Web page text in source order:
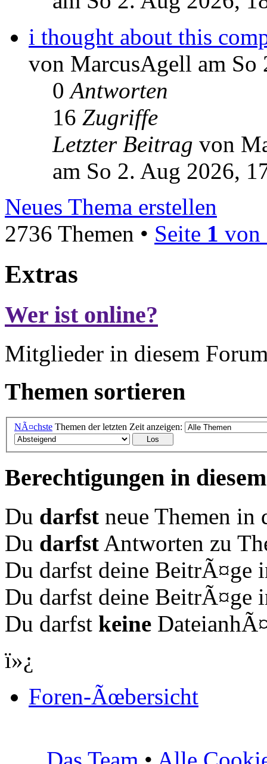
i thought about this
von MarcusAgell am So
0Antworten
16 Zugriffe
Letzter Beitrag von
am So 2. Aug 2026,
Neues Thema erstellen
2736 Themen • Seite 1 von
Extras
Wer ist online?
Mitglieder in diesem
Themen sortieren
NÃ¤chste Themen der letzten Zeit anzeigen:
Berechtigungen in
Du darfst neue Themen in
Du darfst Antworten zu
Du darfst deine BeitrÃ¤ge
Du darfst deine BeitrÃ¤ge
Du darfst keine
ï»¿
Foren-Ãœbersicht